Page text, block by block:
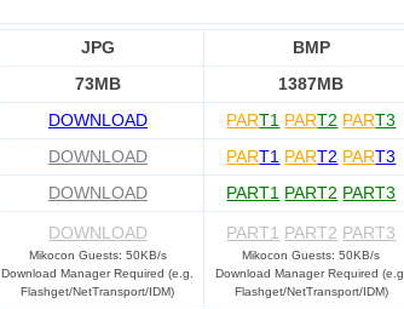
JPG
BMP
73MB
1387MB
DOWNLOAD PART1 PART2 PART3
DOWNLOAD PART1 PART2 PART3
DOWNLOAD PART1 PART2 PART3
DOWNLOAD
Mikocon Guests: 50KB/s
Download Manager Required (e.g.
Flashget/NetTransport/IDM)
PART1 PART2 PART3
Mikocon Guests: 50KB/s
Download Manager Required (e.g.
Flashget/NetTransport/IDM)